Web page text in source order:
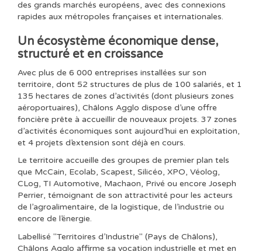
des grands marchés européens, avec des connexions
rapides aux métropoles françaises et internationales.
Un écosystème économique dense,
structuré et en croissance
Avec plus de 6 000 entreprises installées sur son
territoire, dont 52 structures de plus de 100 salariés, et 1
135 hectares de zones d’activités (dont plusieurs zones
aéroportuaires), Châlons Agglo dispose d’une offre
foncière prête à accueillir de nouveaux projets. 37 zones
d’activités économiques sont aujourd’hui en exploitation,
et 4 projets d’extension sont déjà en cours.
Le territoire accueille des groupes de premier plan tels
que McCain, Ecolab, Scapest, Silicéo, XPO, Véolog,
CLog, TI Automotive, Machaon, Privé ou encore Joseph
Perrier, témoignant de son attractivité pour les acteurs
de l’agroalimentaire, de la logistique, de l’industrie ou
encore de l’énergie.
Labellisé "Territoires d’Industrie" (Pays de Châlons),
Châlons Agglo affirme sa vocation industrielle et met en